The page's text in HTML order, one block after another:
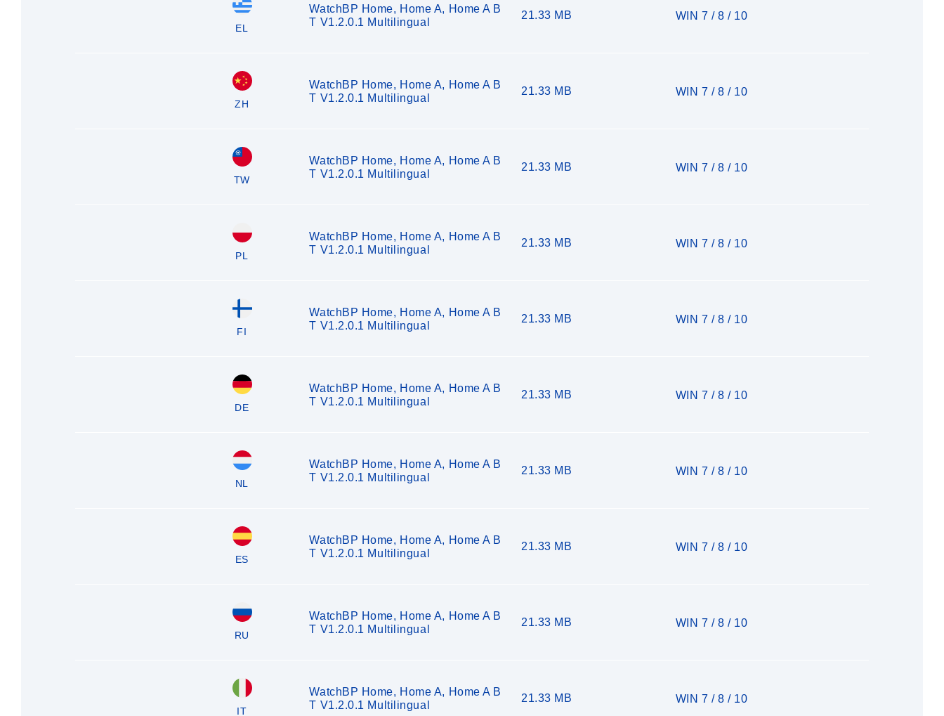
EL
WatchBP Home, Home A, Home A B
T V1.2.0.1 Multilingual
21.33 MB WIN 7 / 8 / 10
ZH
WatchBP Home, Home A, Home A B
T V1.2.0.1 Multilingual
21.33 MB WIN 7 / 8 / 10
TW
WatchBP Home, Home A, Home A B
T V1.2.0.1 Multilingual
21.33 MB WIN 7 / 8 / 10
PL
WatchBP Home, Home A, Home A B
T V1.2.0.1 Multilingual
21.33 MB WIN 7 / 8 / 10
FI
WatchBP Home, Home A, Home A B
T V1.2.0.1 Multilingual
21.33 MB WIN 7 / 8 / 10
DE
WatchBP Home, Home A, Home A B
T V1.2.0.1 Multilingual
21.33 MB WIN 7 / 8 / 10
NL
WatchBP Home, Home A, Home A B
T V1.2.0.1 Multilingual
21.33 MB WIN 7 / 8 / 10
ES
WatchBP Home, Home A, Home A B
T V1.2.0.1 Multilingual
21.33 MB WIN 7 / 8 / 10
RU
WatchBP Home, Home A, Home A B
T V1.2.0.1 Multilingual
21.33 MB WIN 7 / 8 / 10
IT
WatchBP Home, Home A, Home A B
T V1.2.0.1 Multilingual
21.33 MB WIN 7 / 8 / 10